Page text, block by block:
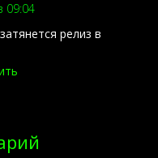
09:04
релиз в